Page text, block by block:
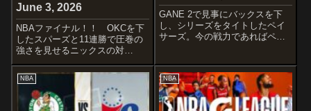
June 3, 2026
NBAファイナル！！ OKCを下
したスパーズと11連勝で圧巻の
強さを見せるニックスの対
決！！STARTERSNEW YORK
KNICKSYERRRRRR
pic.twitter.com/il4s9tkqct— NEW
YORK KNICK...
GANE 2で見事にバックスを下
し、シリーズをタイトしたペイ
サーズ。今の戦力であればペイ
STARTERSMILWAUKEE
BUCKSKhris MiddletonDamian
Lil...
NBA NBA